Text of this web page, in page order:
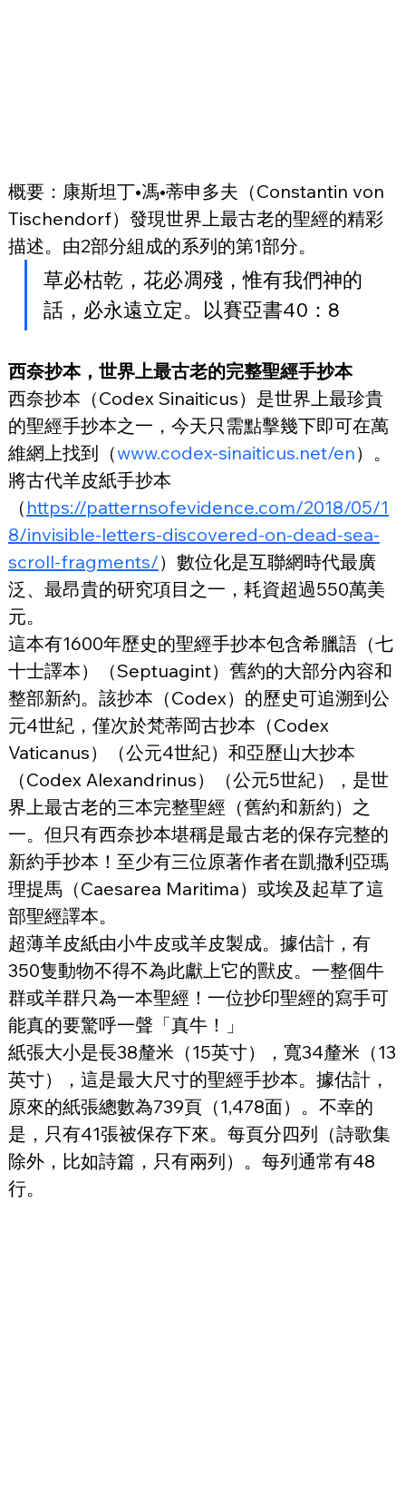
概要：康斯坦丁•馮•蒂申多夫（Constantin von
Tischendorf）發現世界上最古老的聖經的精彩
描述。由2部分組成的系列的第1部分。
草必枯乾，花必凋殘，惟有我們神的
話，必永遠立定。以賽亞書40：8
西奈抄本，世界上最古老的完整聖經手抄本
西奈抄本（Codex Sinaiticus）是世界上最珍貴
的聖經手抄本之一，今天只需點擊幾下即可在萬
維網上找到（www.codex-sinaiticus.net/en）。
將古代羊皮紙手抄本
（ https://patternsofevidence.com/2018/05/1
8/invisible-letters-discovered-on-dead-sea-
scroll-fragments/）數位化是互聯網時代最廣
泛、最昂貴的研究項目之一，耗資超過550萬美
元。
這本有1600年歷史的聖經手抄本包含希臘語（七
十士譯本）（Septuagint）舊約的大部分內容和
整部新約。該抄本（Codex）的歷史可追溯到公
元4世紀，僅次於梵蒂岡古抄本（Codex
Vaticanus）（公元4世紀）和亞歷山大抄本
（Codex Alexandrinus）（公元5世紀），是世
界上最古老的三本完整聖經（舊約和新約）之
一。但只有西奈抄本堪稱是最古老的保存完整的
新約手抄本！至少有三位原著作者在凱撒利亞瑪
理提馬（Caesarea Maritima）或埃及起草了這
部聖經譯本。
超薄羊皮紙由小牛皮或羊皮製成。據估計，有
350隻動物不得不為此獻上它的獸皮。一整個牛
群或羊群只為一本聖經！一位抄印聖經的寫手可
能真的要驚呼一聲「真牛！」
紙張大小是長38釐米（15英寸），寬34釐米（13
英寸），這是最大尺寸的聖經手抄本。據估計，
原來的紙張總數為739頁（1,478面）。不幸的
是，只有41張被保存下來。每頁分四列（詩歌集
除外，比如詩篇，只有兩列）。每列通常有48
行。